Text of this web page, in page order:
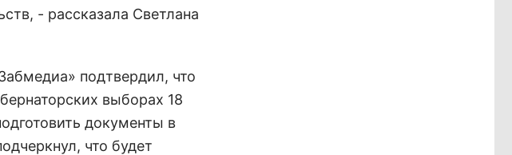
- рассказала Светлана
подтвердил, что
выборах 18
документы в
что будет